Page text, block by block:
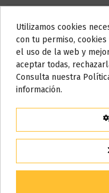
Marca V4 Vapour
Referencia 003510
En stock 99 Artículos
Reseñas (0)
También puede
Nos
Gracias por tu
Utilizamos cookies
con tu permiso,
el uso de la web y
aceptar todas,
Consulta nuestra
información.